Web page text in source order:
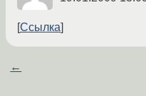
Ссылка
←